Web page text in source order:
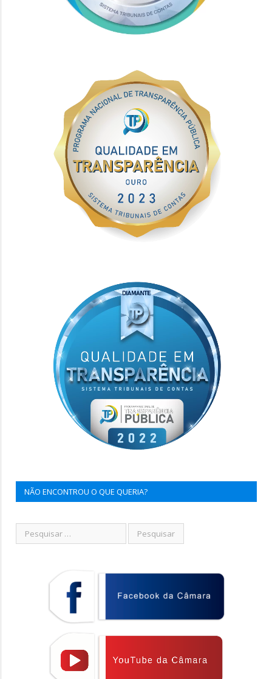
NÃO ENCONTROU O QUE QUERIA?